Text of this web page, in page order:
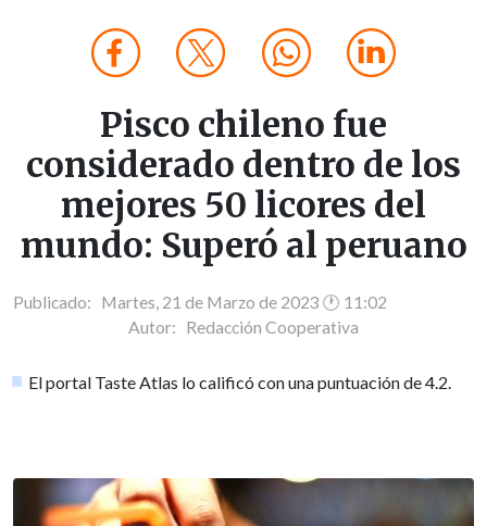
Pisco chileno fue
considerado dentro de los
mejores 50 licores del
mundo: Superó al peruano
Publicado: Martes, 21 de Marzo de 2023 🕐 11:02
Autor: Redacción Cooperativa
El portal Taste Atlas lo calificó con una puntuación de 4.2.